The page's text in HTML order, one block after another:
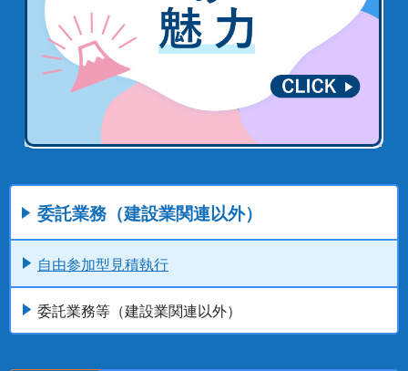
委託業務（建設業関連以外）
自由参加型見積執行
委託業務等（建設業関連以外）